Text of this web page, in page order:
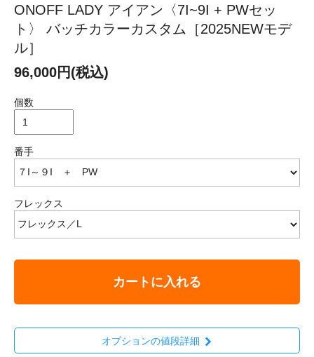
ONOFF LADY アイアン〈7I~9I + PWセッ
ト〉 バッチカラーカスタム［2025NEWモデ
ル］
96,000円(税込)
個数
番手
フレックス
カートに入れる
オプションの値段詳細